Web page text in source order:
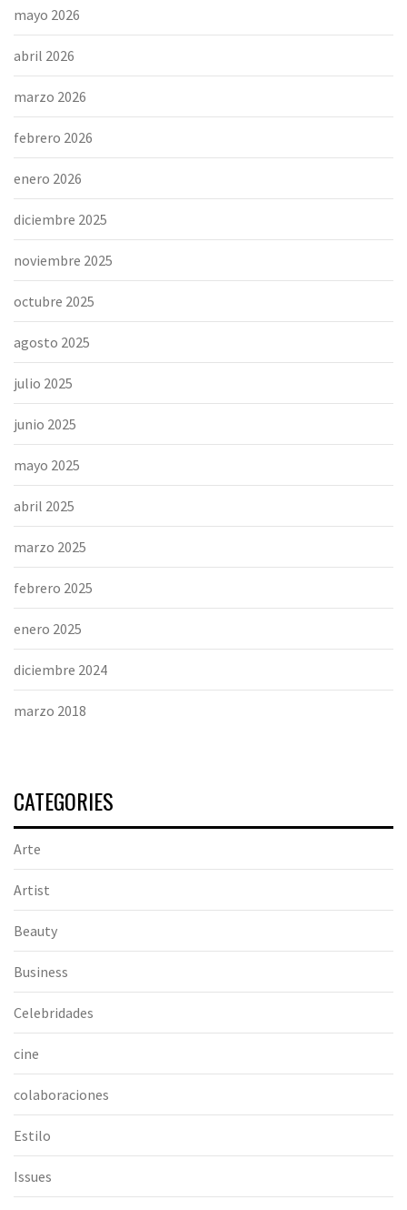
mayo 2026
abril 2026
marzo 2026
febrero 2026
enero 2026
diciembre 2025
noviembre 2025
octubre 2025
agosto 2025
julio 2025
junio 2025
mayo 2025
abril 2025
marzo 2025
febrero 2025
enero 2025
diciembre 2024
marzo 2018
CATEGORIES
Arte
Artist
Beauty
Business
Celebridades
cine
colaboraciones
Estilo
Issues